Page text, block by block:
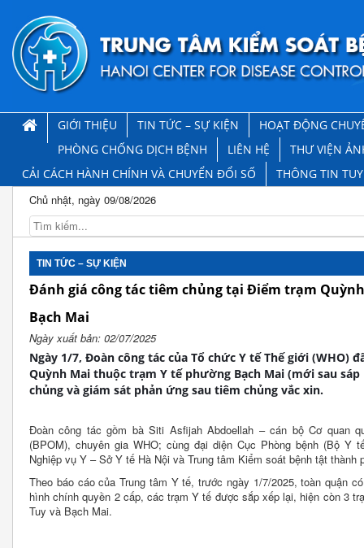
GIỚI THIỆU TIN TỨC – SỰ KIỆN
HOẠT ĐỘNG
PHÒNG CHỐNG DỊCH BỆNH
LIÊN HỆ
THƯ VIỆN
CẢI CÁCH HÀNH CHÍNH VÀ CHUYỂN ĐỔI SỐ
THÔNG TIN
Chủ nhật, ngày 09/08/2026
TIN TỨC – SỰ KIỆN
Đánh giá công tác tiêm chủng tại Điểm trạm
Bạch Mai
Ngày xuất bản: 02/07/2025
Ngày 1/7, Đoàn công tác của Tổ chức Y tế Thế giới (WHO)
Quỳnh Mai thuộc trạm Y tế phường Bạch Mai (mới sau
chủng và giám sát phản ứng sau tiêm chủng vắc xin.
Đoàn công tác gồm bà Siti Asfijah Abdoellah – cán bộ Cơ quan
(BPOM), chuyên gia WHO; cùng đại diện Cục Phòng bệnh (Bộ Y
Nghiệp vụ Y – Sở Y tế Hà Nội và Trung tâm Kiểm soát bệnh tật thành
Theo báo cáo của Trung tâm Y tế, trước ngày 1/7/2025, toàn quận
hình chính quyền 2 cấp, các trạm Y tế được sắp xếp lại, hiện còn 3
Tuy và Bạch Mai.